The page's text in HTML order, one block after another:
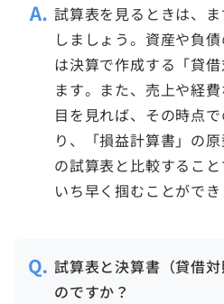
試算表を見るときは、
しましょう。資産や負
は決算で作成する「貸
ます。また、売上や経
目を見れば、その時点
り、「損益計算書」の
の試算表と比較するこ
いち早く掴むことができ
試算表と決算書（貸借
のですか？